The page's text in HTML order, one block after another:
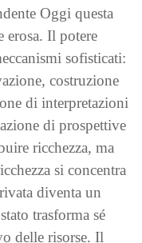
Oggi questa
erosa. Il potere
sofisticati:
costruzione
di interpretazioni
di prospettive
ricchezza, ma
si concentra
diventa un
trasforma sé
delle risorse. Il